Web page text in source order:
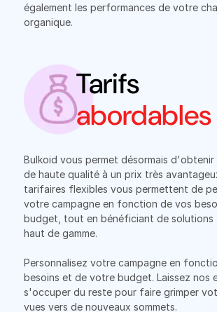
également les performances de votre
organique.
Tarifs
abordables
Bulkoid vous permet désormais
de haute qualité à un prix très
tarifaires flexibles vous permettent de
votre campagne en fonction de vos
budget, tout en bénéficiant de solutions
haut de gamme.
Personnalisez votre campagne en
besoins et de votre budget. Laissez nos
s'occuper du reste pour faire grimper
vues vers de nouveaux sommets.